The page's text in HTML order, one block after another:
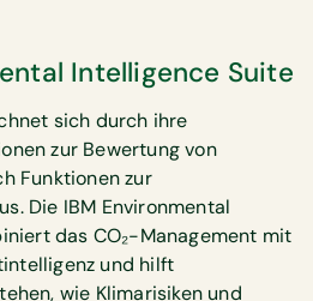
Intelligence Suite
sich durch ihre
zur Bewertung von
Funktionen zur
Die IBM Environmental
das CO₂-Management mit
und hilft
wie Klimarisiken und